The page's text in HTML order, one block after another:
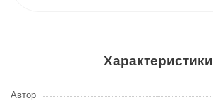
Характеристики
Автор